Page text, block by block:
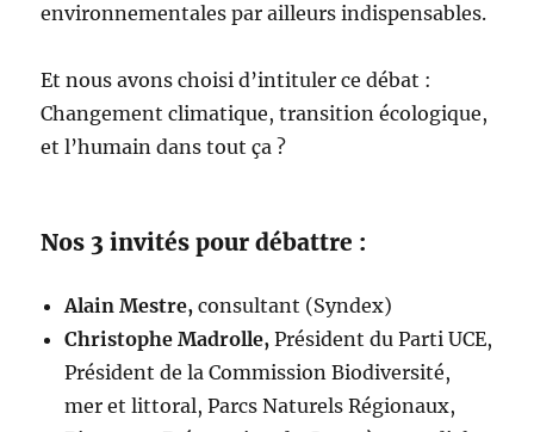
environnementales par ailleurs indispensables.
Et nous avons choisi d’intituler ce débat :
Changement climatique, transition écologique,
et l’humain dans tout ça ?
Nos 3 invités pour débattre :
Alain Mestre, consultant (Syndex)
Christophe Madrolle, Président du Parti UCE,
Président de la Commission Biodiversité,
mer et littoral, Parcs Naturels Régionaux,